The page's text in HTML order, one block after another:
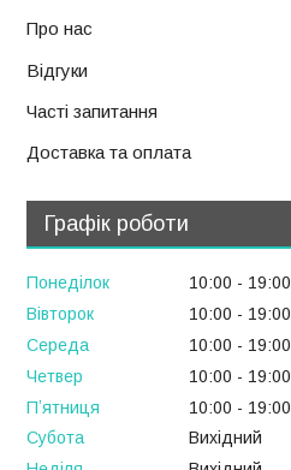
Про нас
Відгуки
Часті запитання
Доставка та оплата
Графік роботи
Понеділок 10:00
19:00
Вівторок
10:00
19:00
Середа
10:00
19:00
Четвер
10:00
19:00
Пʼятниця
10:00
19:00
Субота
Вихідний